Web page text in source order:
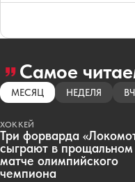
Самое
МЕСЯЦ НЕДЕЛЯ
ХОККЕЙ
Три форварда
сыграют в прощальном
матче олимпийского
чемпиона